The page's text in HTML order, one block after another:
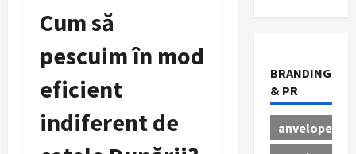
Cum să
pescuim în mod
eficient
indiferent de
BRANDING
& PR
anvelope